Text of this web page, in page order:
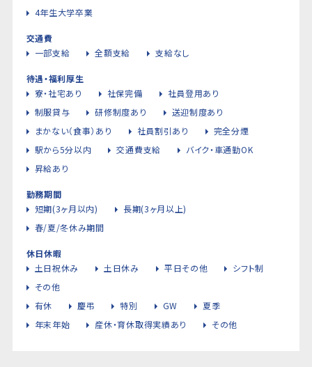
4年生大学卒業
交通費
一部支給
全額支給 支給なし
待遇・福利厚生
寮・社宅あり
社保完備
社員登用あり
制服貸与
研修制度あり
送迎制度あり
まかない（食事）あり
社員割引あり
完全分煙
駅から5分以内
交通費支給
バイク・車通勤OK
昇給あり
勤務期間
短期(3ヶ月以内)
長期(3ヶ月以上)
春/夏/冬休み期間
休日休暇
土日祝休み
土日休み 平日その他
シフト制
その他
有休
慶弔 特別 GW
夏季
年末年始
産休・育休取得実績あり その他